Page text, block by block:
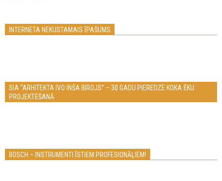
INTERNETA NEKUSTAMAIS ĪPAŠUMS
SIA “ARHITEKTA IVO INŠA BIROJS” – 30 GADU PIEREDZE KOKA ĒKU
PROJEKTĒŠANĀ
BOSCH – INSTRUMENTI ĪSTIEM PROFESIONĀĻIEM!